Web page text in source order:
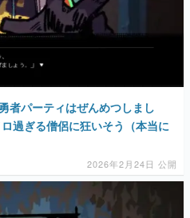
者パーティはぜんめつしまし
過ぎる僧侶に狂いそう（本当に
2026年2月24日 公開